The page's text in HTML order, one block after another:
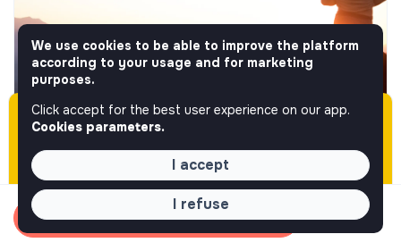
Please note this job was posted over 60 days
ago (05-28-2026) and may or may not have
expired.
Apply
[Testimonials] Their professional retraining
has made them happier
We use cookies to be able to improve the platform
according to your usage and for marketing
purposes.
Click accept for the best user experience on our app.
Cookies parameters.
I accept
I refuse